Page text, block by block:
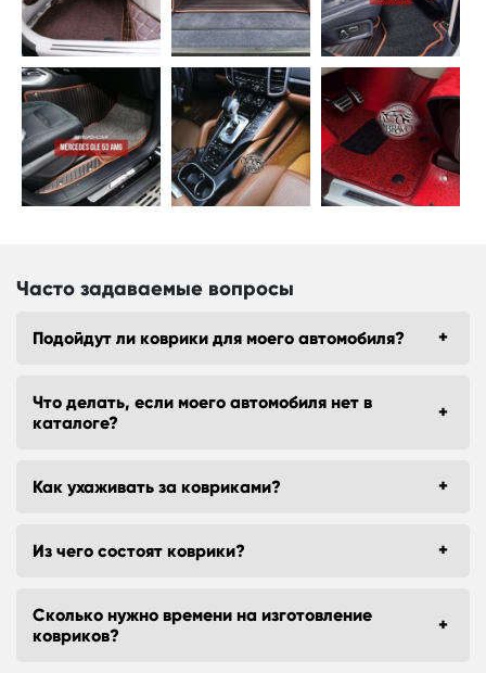
Часто задаваемые вопросы
Подойдут ли коврики для моего автомобиля?
Что делать, если моего автомобиля нет в
каталоге?
Как ухаживать за ковриками?
Из чего состоят коврики?
Сколько нужно времени на изготовление
ковриков?